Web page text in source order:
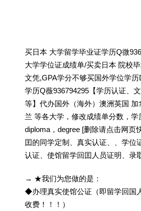
买日本 大学留学毕业证学历Q微
大学学位证成绩单/买卖日本 院校
文凭,GPA学分不够买国外学位学
学历Q薇936794295【学历认证、
等】代办国外（海外）澳洲英国
兰 等各大学，修改成绩单分数，学
diploma，degree [删除请点击网页
囯的同学定制、真实认证、、学位
认证、使馆留学回囯人员证明、录
→ ★我们为您做的是：
◆办理真实使馆公证（即留学回国
收费！！！）